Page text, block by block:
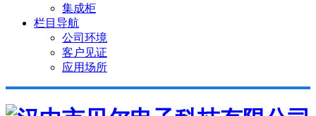
集成柜
栏目导航
公司环境
客户见证
应用场所